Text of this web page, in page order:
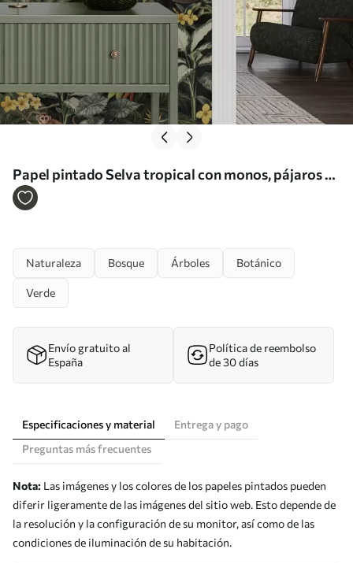
Papel pintado Selva tropical con monos, pájaros y
denso follaje Nr. a00191
Naturaleza Bosque Árboles Botánico
Verde
Envío gratuito al
España
Política de reembolso
de 30 días
Especificaciones y material
Entrega y pago
Preguntas más frecuentes
Nota: Las imágenes y los colores de los papeles pintados pueden
diferir ligeramente de las imágenes del sitio web. Esto depende de
la resolución y la configuración de su monitor, así como de las
condiciones de iluminación de su habitación.